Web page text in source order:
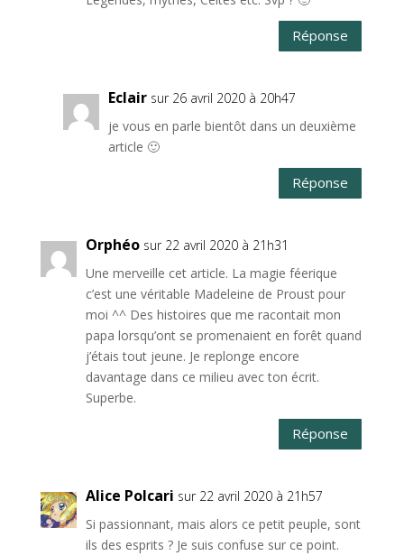
Réponse
Eclair sur 26 avril 2020 à 20h47
je vous en parle bientôt dans un deuxième
article 🙂
Réponse
Orphéo sur 22 avril 2020 à 21h31
Une merveille cet article. La magie féerique
c’est une véritable Madeleine de Proust pour
moi ^^ Des histoires que me racontait mon
papa lorsqu’ont se promenaient en forêt quand
j’étais tout jeune. Je replonge encore
davantage dans ce milieu avec ton écrit.
Superbe.
Réponse
Alice Polcari sur 22 avril 2020 à 21h57
Si passionnant, mais alors ce petit peuple, sont
ils des esprits ? Je suis confuse sur ce point.